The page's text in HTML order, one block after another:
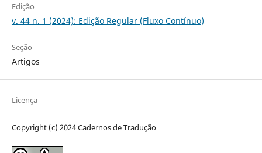
Edição
v. 44 n. 1 (2024): Edição Regular (Fluxo Contínuo)
Seção
Artigos
Licença
Copyright (c) 2024 Cadernos de Tradução